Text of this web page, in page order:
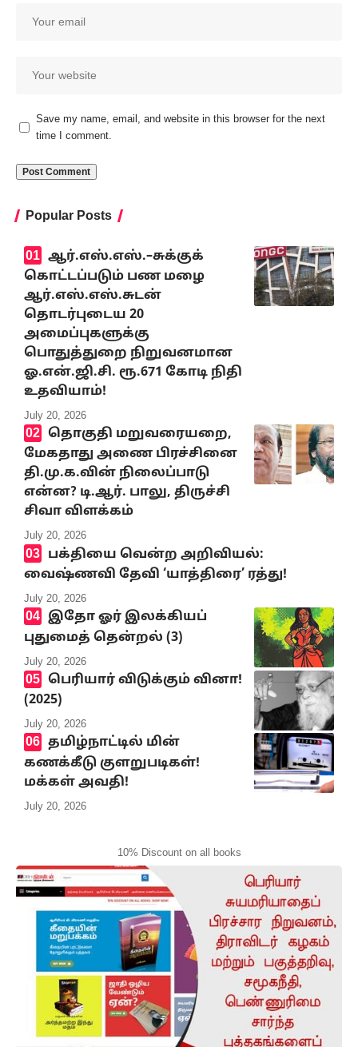
Save my name, email, and website in this browser for the next
time I comment.
Popular Posts
ஆர்.எஸ்.எஸ்.–சுக்குக்
கொட்டப்படும் பண மழை
ஆர்.எஸ்.எஸ்.சுடன்
தொடர்புடைய 20
அமைப்புகளுக்கு
பொதுத்துறை நிறுவனமான
ஓ.என்.ஜி.சி. ரூ.671 கோடி நிதி
உதவியாம்!
July 20, 2026
தொகுதி மறுவரையறை,
மேகதாது அணை பிரச்சினை
தி.மு.க.வின் நிலைப்பாடு
என்ன? டி.ஆர். பாலு, திருச்சி
சிவா விளக்கம்
July 20, 2026
பக்தியை வென்ற அறிவியல்:
வைஷ்ணவி தேவி ‘யாத்திரை’ ரத்து!
July 20, 2026
இதோ ஓர் இலக்கியப்
புதுமைத் தென்றல் (3)
July 20, 2026
பெரியார் விடுக்கும் வினா!
(2025)
July 20, 2026
தமிழ்நாட்டில் மின்
கணக்கீடு குளறுபடிகள்!
மக்கள் அவதி!
July 20, 2026
10% Discount on all books